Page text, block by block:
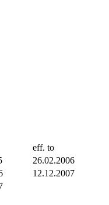
eff. to
26.02.2006
12.12.2007